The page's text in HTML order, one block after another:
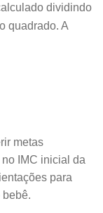
dividindo
quadrado. A
metas
IMC inicial da
para
bebê.